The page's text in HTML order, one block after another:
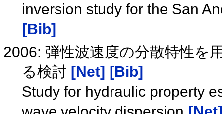
inversion study for the San
[Bib]
2006: 弾性波速度の分散特性を
る検討 [Net] [Bib]
Study for hydraulic property